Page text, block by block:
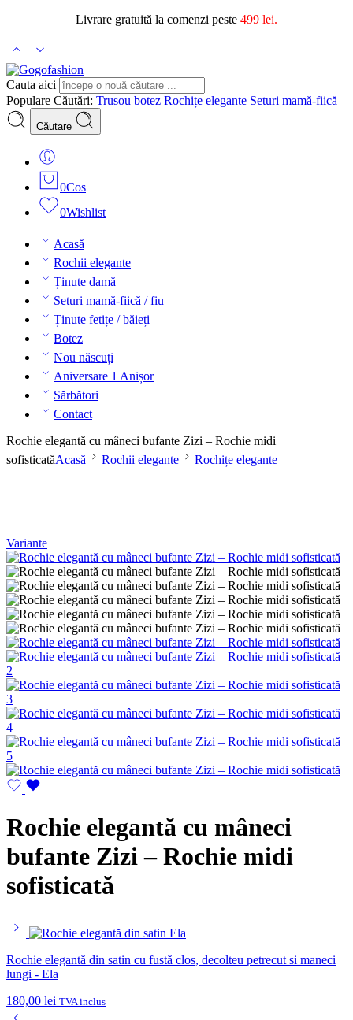
Livrare gratuită la comenzi peste 499 lei.
Cauta aici
Populare Căutări: Trusou botez Rochițe elegante Seturi mamă-fiică
Căutare
0Cos
0Wishlist
Acasă
Rochii elegante
Ținute damă
Seturi mamă-fiică / fiu
Ținute fetițe / băieți
Botez
Nou născuți
Aniversare 1 Anișor
Sărbători
Contact
Rochie elegantă cu mâneci bufante Zizi – Rochie midi
sofisticatăAcasă Rochii elegante Rochițe elegante
Variante
Rochie elegantă cu mâneci
bufante Zizi – Rochie midi
sofisticată
Rochie elegantă din satin cu fustă clos, decolteu petrecut si maneci
lungi - Ela
180,00 lei TVA inclus